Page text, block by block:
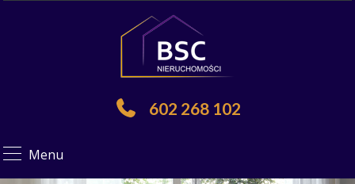
602 268 102
Menu